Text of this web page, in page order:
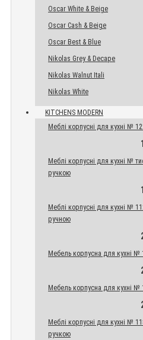
Oscar White & Beige
Oscar Cash & Beige
Oscar Best & Blue
Nikolas Grey & Decape
Nikolas Walnut Itali
Nikolas White
KITCHENS MODERN
Меблі корпусні для кухні №
Меблі корпусні для кухні №
ручкою
Меблі корпусні для кухні №
ручною
Мебель корпусна для кухні
Мебель корпусна для кухні
Меблі корпусні для кухні №
ручкою